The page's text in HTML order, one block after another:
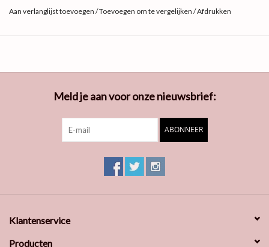
Aan verlanglijst toevoegen /Toevoegen om te vergelijken /Afdrukken
Meld je aan voor onze nieuwsbrief:
ABONNEER
Klantenservice
Producten